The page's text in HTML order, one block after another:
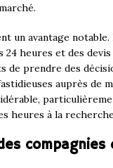
un avantage notable.
heures et des
de prendre des
auprès de
heures à la
compagnies